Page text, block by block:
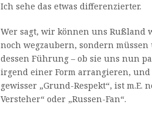
Ich sehe das etwas differenzierter.
Wer sagt, wir können uns Rußland
noch wegzaubern, sondern
dessen Führung – ob sie uns nun
irgend einer Form arrangieren,
gewisser „Grund-Respekt“, ist m.E.
Versteher“ oder „Russen-Fan“.